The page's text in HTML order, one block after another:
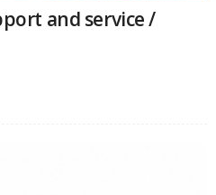
and service /